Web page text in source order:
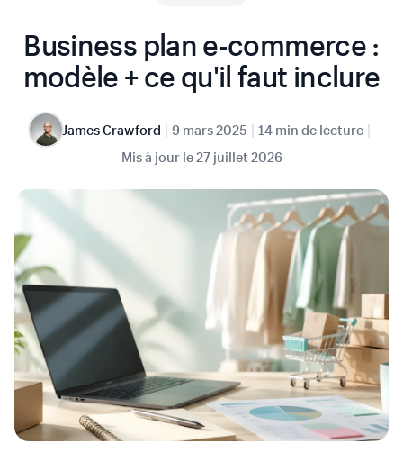
Business plan e-commerce :
modèle + ce qu'il faut inclure
James Crawford | 9 mars 2025 | 14 min de lecture |
Mis à jour le27 juillet 2026